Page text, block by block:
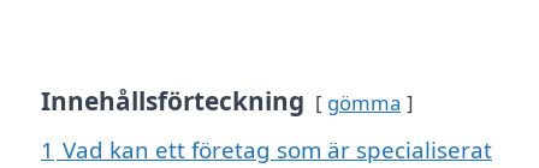
Innehållsförteckning gömma
1 Vad kan ett företag som är specialiserat